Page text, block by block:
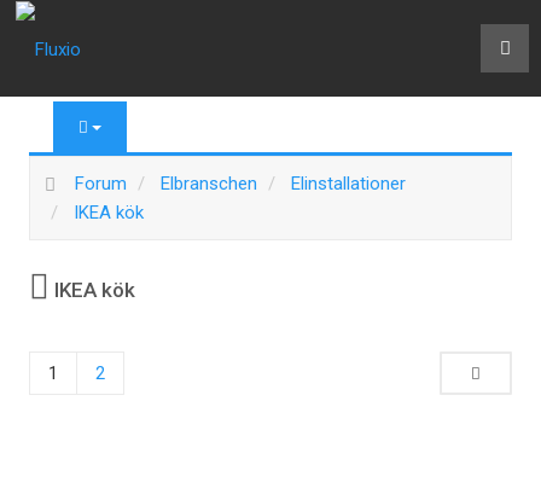
Forum Elbranschen
Elinstallationer
IKEA kök
IKEA kök
1 2